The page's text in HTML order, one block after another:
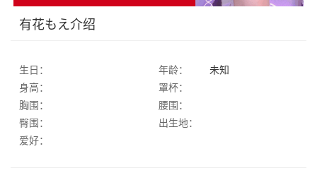
有花もえ介绍
生日： 年龄：
未知
身高：
罩杯：
胸围：
腰围：
臀围：
出生地：
爱好：